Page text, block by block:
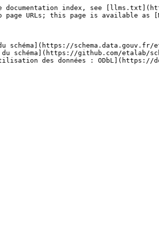
documentation index, see
page URLs; this page is available as
schéma](https://
schéma](https://github.com/etalab/
des données : ODbL](https://